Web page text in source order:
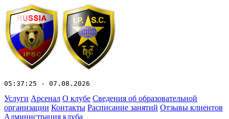
05:37:25 - 07.08.2026
Услуги Арсенал О клубе Сведения об образовательной
организации Контакты Расписание занятий Отзывы клиентов
Администрация клуба